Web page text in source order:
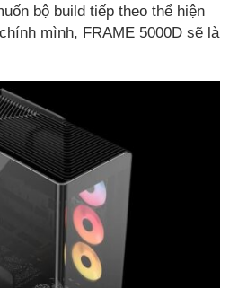
bộ build tiếp theo thể hiện
mình, FRAME 5000D sẽ là